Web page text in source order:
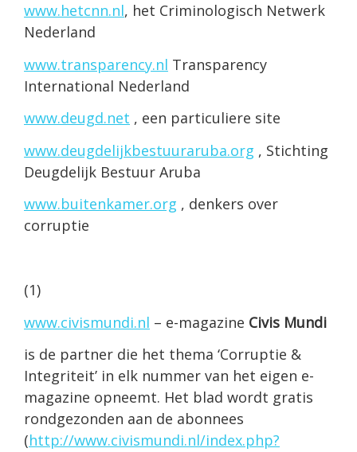
www.hetcnn.nl, het Criminologisch Netwerk
Nederland
www.transparency.nl Transparency
International Nederland
www.deugd.net , een particuliere site
www.deugdelijkbestuuraruba.org , Stichting
Deugdelijk Bestuur Aruba
www.buitenkamer.org , denkers over
corruptie
(1)
www.civismundi.nl – e-magazine Civis Mundi
is de partner die het thema ‘Corruptie &
Integriteit’ in elk nummer van het eigen e-
magazine opneemt. Het blad wordt gratis
rondgezonden aan de abonnees
(http://www.civismundi.nl/index.php?